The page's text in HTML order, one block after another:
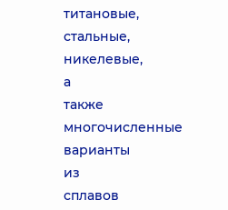
титановые,
стальные,
никелевые,
а
также
многочисленные
варианты
из
сплавов